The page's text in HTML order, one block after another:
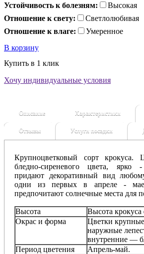
Устойчивость к болезням:
Высокая
Отношение к свету:
Светлолюбивая
Отношение к влаге:
Умеренное
В корзину
Купить в 1 клик
Хочу индивидуальные условия
Описание Характеристики
Отзывы Услуги посадки
Крупноцветковый сорт
бледно-сиреневого цвета, ярко
придают декоративный вид
одни из первых в апреле - мае.
предпочитают солнечные места для
Высота
Высота крокуса
Окрас и форма
Цветки
наружные
внутренние —
Период цветения
Апрель-май.